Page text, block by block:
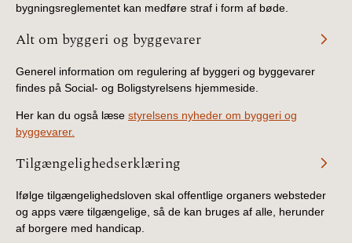
BR18 (1/1-9/3 2020)
2019)
BR18 (1/1-4/7 2019)
2018)
BR18 (1/1-30/6
bygningsreglementet kan medføre straf i form af bøde.
Alt om byggeri og byggevarer
Generel information om regulering af byggeri og byggevarer
findes på Social- og Boligstyrelsens hjemmeside.
Her kan du også læse styrelsens nyheder om byggeri og
byggevarer.
Tilgængelighedserklæring
Ifølge tilgængelighedsloven skal offentlige organers websteder
og apps være tilgængelige, så de kan bruges af alle, herunder
af borgere med handicap.